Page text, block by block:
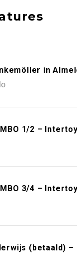
in
1/2 –
3/4 –
(betaald) –